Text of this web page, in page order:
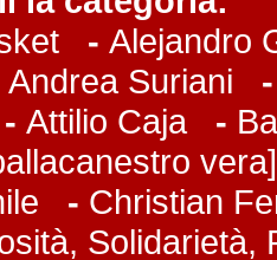
- Alejandro
Andrea Suriani
Attilio Caja-
vera]
- Christian
Solidarietà,